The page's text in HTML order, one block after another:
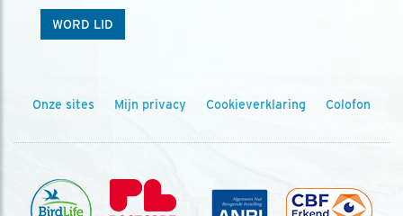
WORD LID
Onze sites Mijn privacy Cookieverklaring Colofon